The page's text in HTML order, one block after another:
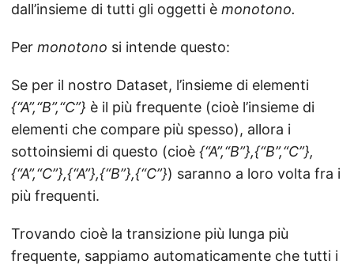
dall’insieme di tutti gli oggetti è monotono.
Per monotono si intende questo:
Se per il nostro Dataset, l’insieme di elementi
{“A”,“B”,“C”} è il più frequente (cioè l’insieme di
elementi che compare più spesso), allora i
sottoinsiemi di questo (cioè {“A”,“B”},{“B”,“C”},
{“A”,“C”},{“A”},{“B”},{“C”}) saranno a loro volta fra i
più frequenti.
Trovando cioè la transizione più lunga più
frequente, sappiamo automaticamente che tutti i